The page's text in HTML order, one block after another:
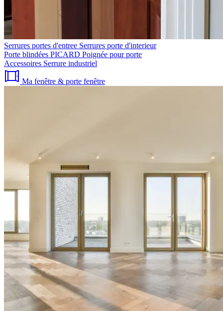
Serrures portes d'entree Serrures porte d'interieur
Porte blindées PICARD Poignée pour porte
Accessoires Serrure industriel
Ma fenêtre & porte fenêtre